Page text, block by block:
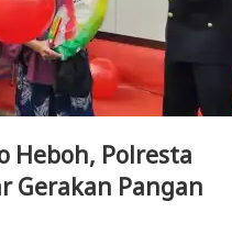
Heboh, Polresta
Gerakan Pangan